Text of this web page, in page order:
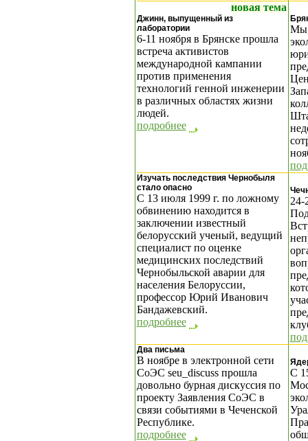
новая тема
Джинн, выпущенный из
лаборатории
6-11 ноября в Брянске прошла
встреча активистов
международной кампании
против применения
технологий генной инженерии
в различных областях жизни
людей.
подробнее
Мы,
Изучать последствия Чернобыля
стало опасно
С 13 июля 1999 г. по ложному
обвинению находится в
заключении известный
белорусский ученый, ведущий
специалист по оценке
медицинских последствий
Чернобыльской аварии для
населения Белоруссии,
профессор Юрий Иванович
Бандажевский.
подробнее
24-
Два письма
В ноябре в электронной сети
СоЭС seu_discuss прошла
довольно бурная дискуссия по
проекту Заявления СоЭС в
связи событиями в Чеченской
Республике.
подробнее
С